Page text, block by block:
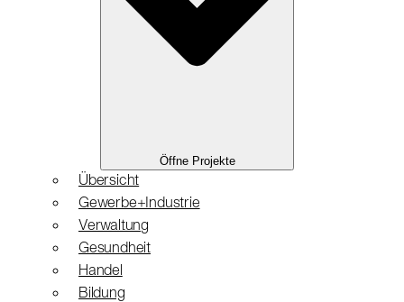
Öffne Projekte
Übersicht
Gewerbe+Industrie
Verwaltung
Gesundheit
Handel
Bildung